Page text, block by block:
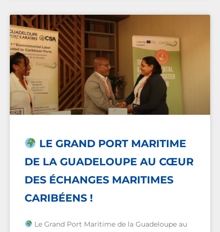
LE GRAND PORT MARITIME
DE LA GUADELOUPE AU CŒUR
DES ÉCHANGES MARITIMES
CARIBÉENS !
Le Grand Port Maritime de la Guadeloupe au